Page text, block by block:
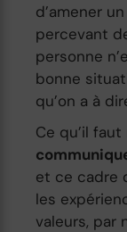
d’amener
percevant
personne
bonne
qu’on a à
Ce qu’il
et ce cadre
les
valeurs, par